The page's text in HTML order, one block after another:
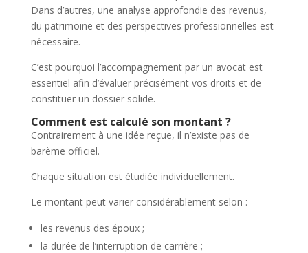
Dans d’autres, une analyse approfondie des revenus,
du patrimoine et des perspectives professionnelles est
nécessaire.
C’est pourquoi l’accompagnement par un avocat est
essentiel afin d’évaluer précisément vos droits et de
constituer un dossier solide.
Comment est calculé son montant ?
Contrairement à une idée reçue, il n’existe pas de
barème officiel.
Chaque situation est étudiée individuellement.
Le montant peut varier considérablement selon :
les revenus des époux ;
la durée de l’interruption de carrière ;